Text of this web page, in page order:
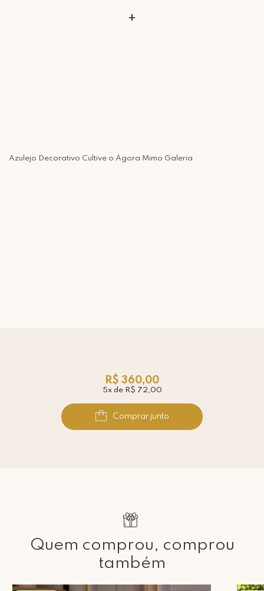
+
Azulejo Decorativo Cultive o Agora Mimo Galeria
R$ 360,00
5x de R$ 72,00
Comprar junto
Quem comprou, comprou
também